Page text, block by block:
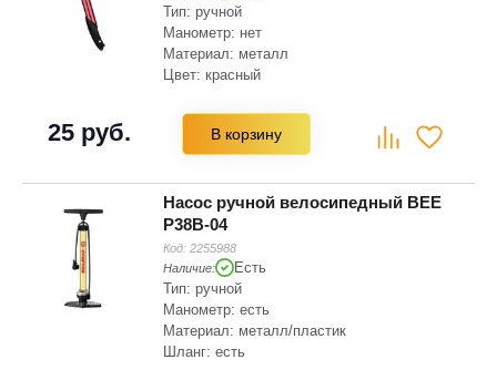
Тип: ручной
Манометр: нет
Материал: металл
Цвет: красный
25 руб. В корзину
Насос ручной велосипедный BEE
P38B-04
Код: 2255988
Наличие:
Есть
Тип: ручной
Манометр: есть
Материал: металл/пластик
Шланг: есть